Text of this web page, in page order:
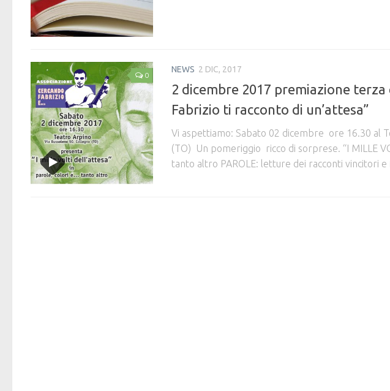
0
NEWS 2 DIC, 2017
2 dicembre 2017 premiazione terza
Fabrizio ti racconto di un’attesa”
Vi aspettiamo: Sabato 02 dicembre ore 16.30 al
(TO) Un pomeriggio ricco di sorprese. “I MILLE
tanto altro PAROLE: letture dei racconti vincitori e